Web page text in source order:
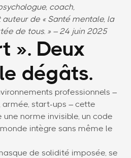
coach,
de « Santé mentale, la
de tous. » – 24 juin 2025
». Deux
dégâts.
professionnels –
armée, start-ups – cette
norme invisible, un code
intègre sans même le
de solidité imposée, se